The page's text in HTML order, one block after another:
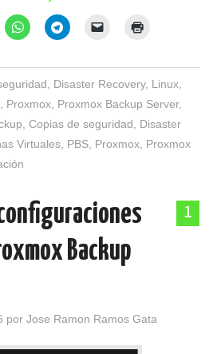
Disaster Recovery, Linux,
Proxmox Proxmox Backup Server,
Copias de seguridad
Disaster
Virtuales PBS Proxmox Proxmox
1
Backup
porJose Ramon Ramos Gata